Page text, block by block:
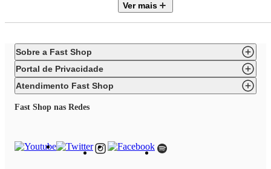
Código
60502-108C-024B
Necessita Montagem
Estilo
Neoclássico
Ver mais
Sobre a Fast Shop
Portal de Privacidade
Atendimento Fast Shop
Fast Shop nas Redes